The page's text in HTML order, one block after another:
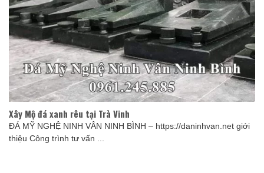
Xây Mộ đá xanh rêu tại Trà Vinh
ĐÁ MỸ NGHỆ NINH VÂN NINH BÌNH – https://daninhvan.net giới
thiệu Công trình tư vấn ...